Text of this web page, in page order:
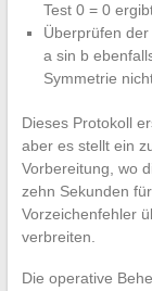
Test 0 = 0
Überprüfen
a sin b
Symmetrie
Dieses Protokoll
aber es stellt ein
Vorbereitung, wo
zehn Sekunden
Vorzeichenfehler
verbreiten.
Die operative